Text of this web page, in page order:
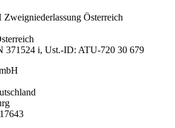
Österreich
371524 i, Ust.-ID: ATU-720 30 679